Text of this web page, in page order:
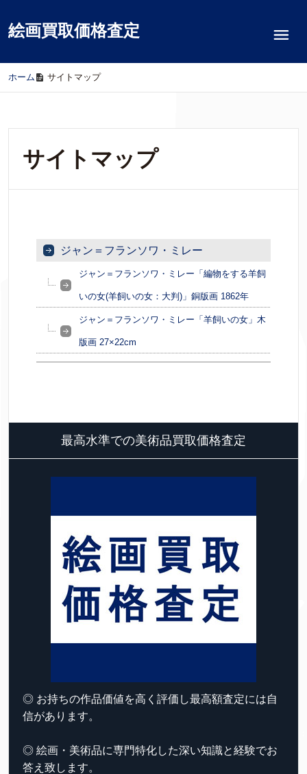
絵画買取価格査定
ホーム / サイトマップ
サイトマップ
ジャン＝フランソワ・ミレー
ジャン＝フランソワ・ミレー「編物をする羊飼
いの女(羊飼いの女：大判)」銅版画 1862年
ジャン＝フランソワ・ミレー「羊飼いの女」木
版画 27×22cm
最高水準での美術品買取価格査定
◎ お持ちの作品価値を高く評価し最高額査定には自
信があります。
◎ 絵画・美術品に専門特化した深い知識と経験でお
答え致します。